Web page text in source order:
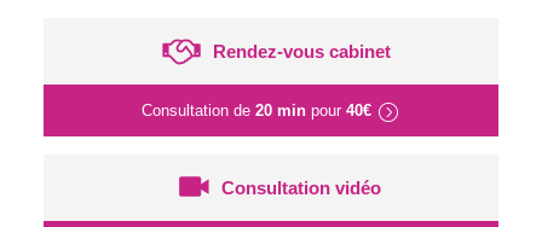
Rendez-vous cabinet
Consultation de 20 min pour 40€
Consultation vidéo